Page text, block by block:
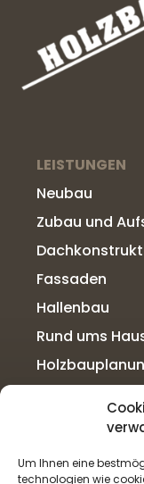
Um Ihnen eine
technologien wie
LEISTUNGEN
Neubau
Zubau und
Fassaden
Hallenbau
Rund ums